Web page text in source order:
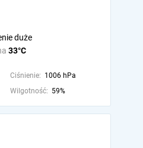
33°C
duże
Ciśnienie: 1006 hPa
Wilgotność: 59%